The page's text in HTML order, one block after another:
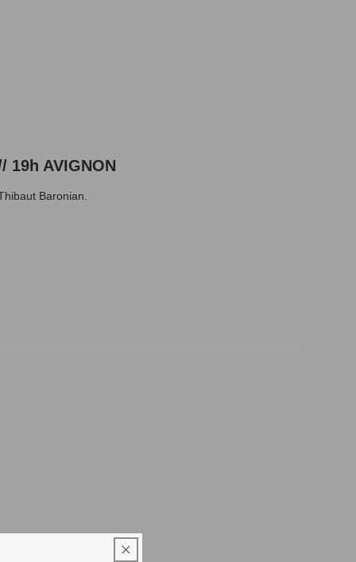
19h AVIGNON
Baronian.